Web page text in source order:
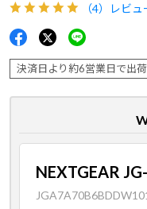
（4） レビュ
決済日より約6営業日で出荷
NEXTGEAR